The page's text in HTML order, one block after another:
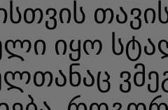
იყო